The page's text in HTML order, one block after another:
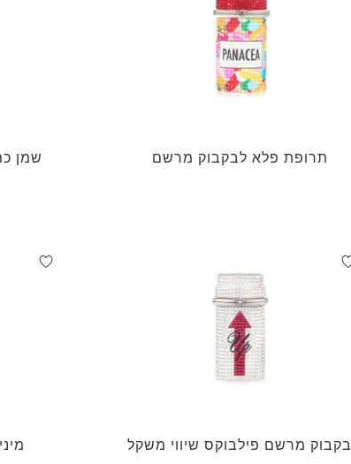
תרופת פלא לבקבוק מרשם שמן
בקבוק מרשם פילבוקס שיווי משקל